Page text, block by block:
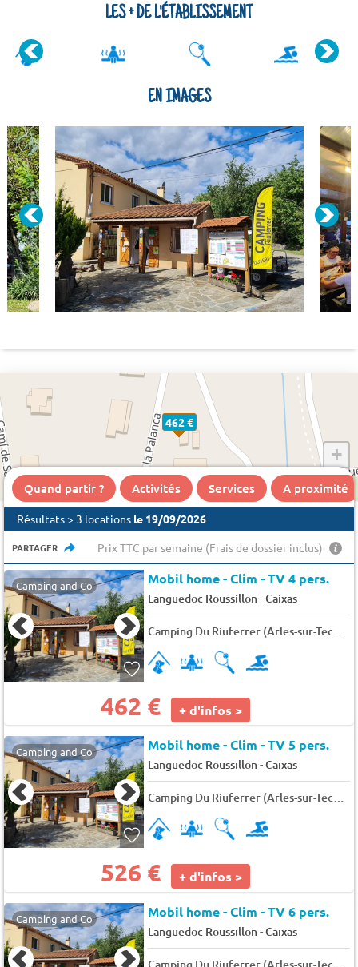
LES + DE L'ÉTABLISSEMENT
EN IMAGES
462 €
+
−
Quand partir ? Activités Services A proximité
Résultats > 3 locations le 19/09/2026
PARTAGER Prix TTC par semaine (Frais de dossier inclus)
Camping and Co Mobil home - Clim - TV 4 pers.
Languedoc Roussillon-Caixas
462 € + d'infos >
Camping and Co Mobil home - Clim - TV 5 pers.
Languedoc Roussillon-Caixas
Camping Du Riuferrer (Arles-sur-Tech à 14 km)
526 € + d'infos >
Camping and Co Mobil home - Clim - TV 6 pers.
Languedoc Roussillon-Caixas